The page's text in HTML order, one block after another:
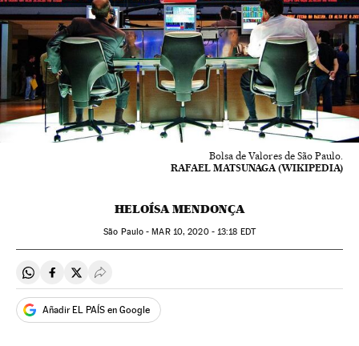
Bolsa de Valores de São Paulo.
RAFAEL MATSUNAGA (WIKIPEDIA)
HELOÍSA MENDONÇA
São Paulo -MAR10, 2020 - 13:18 EDT
Compartir en Whatsapp
Compartir en Facebook
Compartir en Twitter
Desplegar Redes Sociales
Añadir EL PAÍS en Google